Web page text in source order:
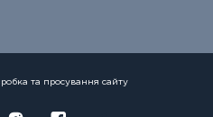
та просування сайту